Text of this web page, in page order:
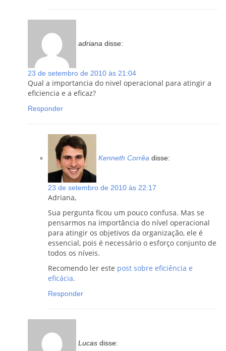
adriana disse:
23 de setembro de 2010 às 21:04
Qual a importancia do nivel operacional para atingir a
eficiencia e a eficaz?
Responder
Kenneth Corrêa disse:
23 de setembro de 2010 às 22:17
Adriana,
Sua pergunta ficou um pouco confusa. Mas se
pensarmos na importância do nível operacional
para atingir os objetivos da organização, ele é
essencial, pois é necessário o esforço conjunto de
todos os níveis.
Recomendo ler este post sobre eficiência e
eficácia.
Responder
Lucas disse: